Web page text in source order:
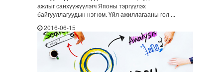
ажлыг санхүүжүүлэгч Японы тэргүүлэх
байгууллагуудын нэг юм. Үйл ажиллагааны гол ...
2016-06-15